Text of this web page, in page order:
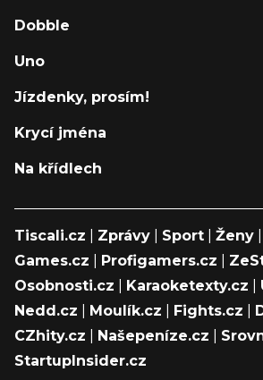
Dobble
Uno
Jízdenky, prosím!
Krycí jména
Na křídlech
Tiscali.cz Zprávy Sport Ženy
Games.cz
Profigamers.cz
Osobnosti.cz
Karaoketexty.cz
Nedd.cz
Moulík.cz Fights.cz
CZhity.cz
Našepeníze.cz
StartupInsider.cz